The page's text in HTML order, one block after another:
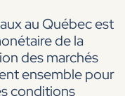
au Québec est
de la
des marchés
ensemble pour
conditions